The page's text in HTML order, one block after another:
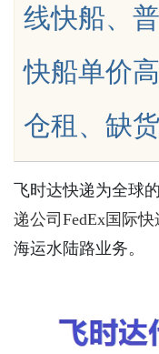
线快船、
快船单价
仓租、缺
飞时达快递为全球
递公司 FedEx国际快
海运水陆路业务。